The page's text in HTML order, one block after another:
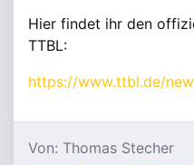
Hier findet ihr den
TTBL:
https://www.ttbl.de/
Von: Thomas Stecher